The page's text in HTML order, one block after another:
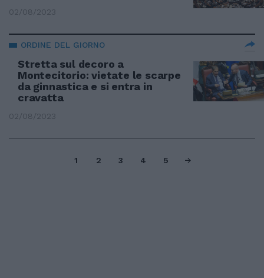
02/08/2023
ORDINE DEL GIORNO
Stretta sul decoro a
Montecitorio: vietate le scarpe
da ginnastica e si entra in
cravatta
02/08/2023
1 2 3 4 5